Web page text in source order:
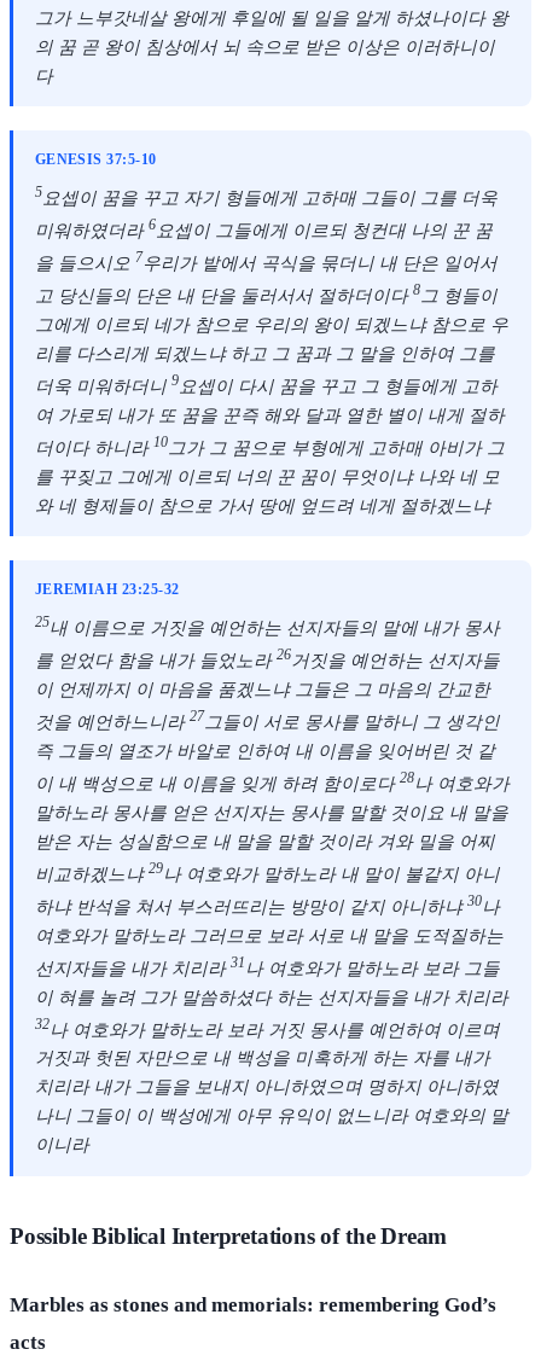
그가 느부갓네살 왕에게 후일에 될 일을 알게 하셨나이다 왕
의 꿈 곧 왕이 침상에서 뇌 속으로 받은 이상은 이러하니이
다
GENESIS 37:5-10
5요셉이 꿈을 꾸고 자기 형들에게 고하매 그들이 그를 더욱
미워하였더라 6요셉이 그들에게 이르되 청컨대 나의 꾼 꿈
을 들으시오 7우리가 밭에서 곡식을 묶더니 내 단은 일어서
고 당신들의 단은 내 단을 둘러서서 절하더이다 8그 형들이
그에게 이르되 네가 참으로 우리의 왕이 되겠느냐 참으로 우
리를 다스리게 되겠느냐 하고 그 꿈과 그 말을 인하여 그를
더욱 미워하더니 9요셉이 다시 꿈을 꾸고 그 형들에게 고하
여 가로되 내가 또 꿈을 꾼즉 해와 달과 열한 별이 내게 절하
더이다 하니라 10그가 그 꿈으로 부형에게 고하매 아비가 그
를 꾸짖고 그에게 이르되 너의 꾼 꿈이 무엇이냐 나와 네 모
와 네 형제들이 참으로 가서 땅에 엎드려 네게 절하겠느냐
JEREMIAH 23:25-32
25내 이름으로 거짓을 예언하는 선지자들의 말에 내가 몽사
를 얻었다 함을 내가 들었노라 26거짓을 예언하는 선지자들
이 언제까지 이 마음을 품겠느냐 그들은 그 마음의 간교한
것을 예언하느니라 27 그들이 서로 몽사를 말하니 그 생각인
즉 그들의 열조가 바알로 인하여 내 이름을 잊어버린 것 같
이 내 백성으로 내 이름을 잊게 하려 함이로다 28나 여호와가
말하노라 몽사를 얻은 선지자는 몽사를 말할 것이요 내 말을
받은 자는 성실함으로 내 말을 말할 것이라 겨와 밀을 어찌
비교하겠느냐 29나 여호와가 말하노라 내 말이 불같지 아니
하냐 반석을 쳐서 부스러뜨리는 방망이 같지 아니하냐 30나
여호와가 말하노라 그러므로 보라 서로 내 말을 도적질하는
선지자들을 내가 치리라 31 나 여호와가 말하노라 보라 그들
이 혀를 놀려 그가 말씀하셨다 하는 선지자들을 내가 치리라
32나 여호와가 말하노라 보라 거짓 몽사를 예언하여 이르며
거짓과 헛된 자만으로 내 백성을 미혹하게 하는 자를 내가
치리라 내가 그들을 보내지 아니하였으며 명하지 아니하였
나니 그들이 이 백성에게 아무 유익이 없느니라 여호와의 말
이니라
Possible Biblical Interpretations of the Dream
Marbles as stones and memorials: remembering God’s
acts